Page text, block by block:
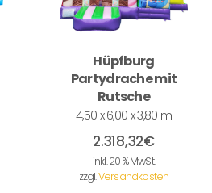
Hüpfburg
Partydrache mit
Rutsche
4,50 x 6,00 x 3,80 m
2.318,32€
inkl. 20 % MwSt.
zzgl.Versandkosten